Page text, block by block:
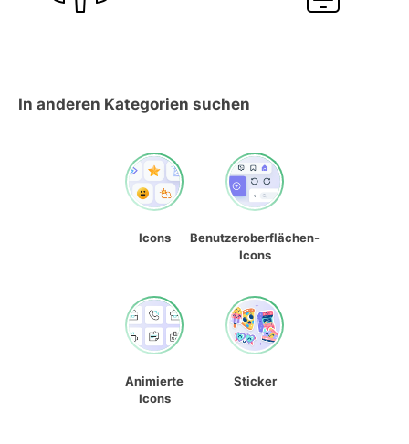
In anderen Kategorien suchen
Icons
Benutzeroberflächen-
Icons
Animierte
Icons
Sticker